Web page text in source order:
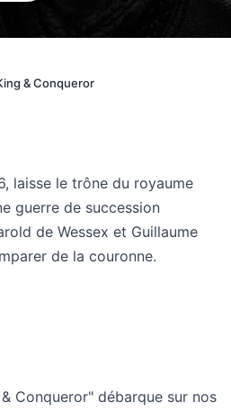
& Conqueror
laisse le trône du royaume
guerre de succession
de Wessex et Guillaume
de la couronne.
Conqueror" débarque sur nos